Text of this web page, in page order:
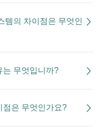
템의 차이점은 무엇인
는 무엇입니까?
점은 무엇인가요?